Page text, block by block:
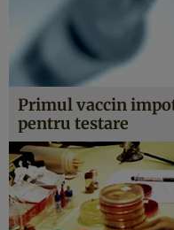
Primul vaccin
pentru testare